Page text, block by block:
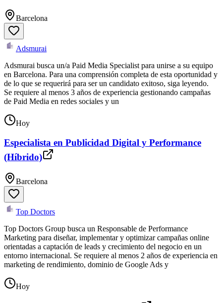
Barcelona
Adsmurai
Adsmurai busca un/a Paid Media Specialist para unirse a su equipo
en Barcelona. Para una comprensión completa de esta oportunidad y
de lo que se requerirá para ser un candidato exitoso, siga leyendo.
Se requiere al menos 3 años de experiencia gestionando campañas
de Paid Media en redes sociales y un
Hoy
Especialista en Publicidad Digital y Performance
(Híbrido)
Barcelona
Top Doctors
Top Doctors Group busca un Responsable de Performance
Marketing para diseñar, implementar y optimizar campañas online
orientadas a captación de leads y crecimiento del negocio en un
entorno internacional. Se requiere al menos 2 años de experiencia en
marketing de rendimiento, dominio de Google Ads y
Hoy